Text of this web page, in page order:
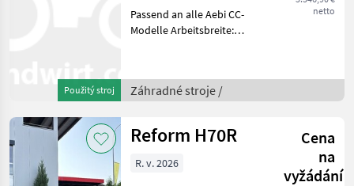
Použitý stroj
netto
Passend an alle Aebi CC-
Modelle Arbeitsbreite:
16PS Die Baureihe SME
sucht in dieser Typenklasse
Záhradné stroje /
Reform H70R
Cena
na
vyžádání
R. v. 2026